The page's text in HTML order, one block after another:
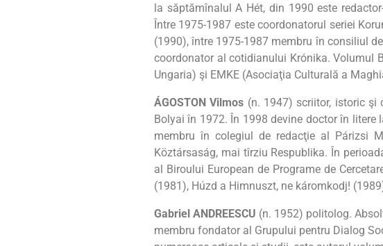
la săptămînalul A Hét, din 1990 este
Între 1975-1987 este coordonatorul seriei
(1990), între 1975-1987 membru în consiliul
coordonator al cotidianului Krónika. Volumul
Ungaria) şi EMKE (Asociaţia Culturală a
ÁGOSTON Vilmos (n. 1947) scriitor, istoric şi
Bolyai în 1972. În 1998 devine doctor în
membru în colegiul de redacţie al Párizsi
Köztársaság, mai tîrziu Respublika. În
al Biroului European de Programe de
(1981), Húzd a Himnuszt, ne káromkodj!
Gabriel ANDREESCU (n. 1952) politolog.
membru fondator al Grupului pentru Dialog